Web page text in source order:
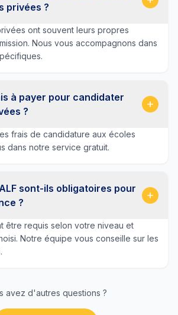
privées ?
ont souvent leurs propres
Nous vous accompagnons dans
à payer pour candidater
?
frais de candidature aux écoles
dans notre service gratuit.
sont-ils obligatoires pour
?
être requis selon votre niveau et
Notre équipe vous conseille sur les
avez d'autres questions ?